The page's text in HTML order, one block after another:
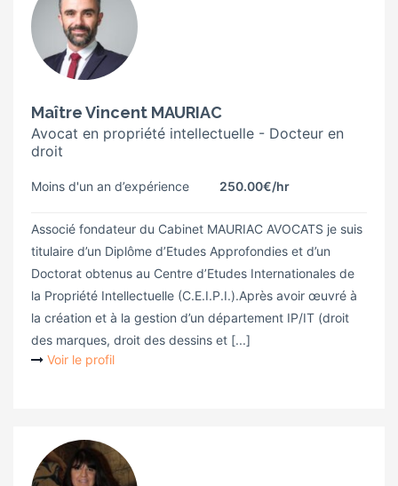
Maître Vincent MAURIAC
Avocat en propriété intellectuelle - Docteur en
droit
Moins d'un an d’expérience 250.00€/hr
Associé fondateur du Cabinet MAURIAC AVOCATS je suis
titulaire d’un Diplôme d’Etudes Approfondies et d’un
Doctorat obtenus au Centre d’Etudes Internationales de
la Propriété Intellectuelle (C.E.I.P.I.).Après avoir œuvré à
la création et à la gestion d’un département IP/IT (droit
des marques, droit des dessins et [...]
Voir le profil